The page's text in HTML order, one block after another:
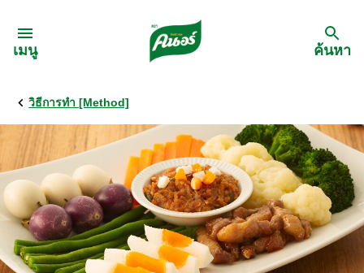
เมนู
กลับ
สูตรอาหาร
เมนูอาหารตามวัตถุดิบ
เมนูอาหารตามประเภทการทำ
ค้นหา
วิธีการทำ [Method]